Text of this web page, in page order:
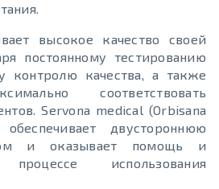
высокое качество своей
постоянному тестированию
контролю качества, а также
соответствовать
Servona medical (Orbisana
двустороннюю
и оказывает помощь и
использования